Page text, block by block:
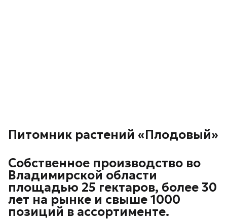
Питомник растений «Плодовый»
Собственное производство во
Владимирской области
площадью 25 гектаров, более 30
лет на рынке и свыше 1000
позиций в ассортименте.